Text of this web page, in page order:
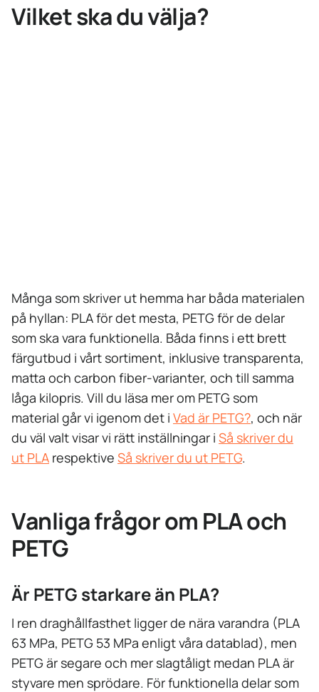
Vilket ska du välja?
Många som skriver ut hemma har båda materialen
på hyllan: PLA för det mesta, PETG för de delar
som ska vara funktionella. Båda finns i ett brett
färgutbud i vårt sortiment, inklusive transparenta,
matta och carbon fiber-varianter, och till samma
låga kilopris. Vill du läsa mer om PETG som
material går vi igenom det i Vad är PETG?, och när
du väl valt visar vi rätt inställningar i Så skriver du
ut PLA respektive Så skriver du ut PETG.
Vanliga frågor om PLA och
PETG
Är PETG starkare än PLA?
I ren draghållfasthet ligger de nära varandra (PLA
63 MPa, PETG 53 MPa enligt våra datablad), men
PETG är segare och mer slagtåligt medan PLA är
styvare men sprödare. För funktionella delar som